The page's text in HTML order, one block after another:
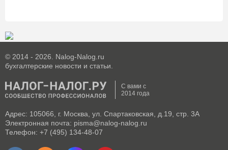
© 2014 - 2026. Nalog-Nalog.ru
бухгалтерские новости и статьи.
С вами с
2014 года
Адрес: 105066, г. Москва, ул. Спартаковская, д.19, стр. 3А
Электронная почта: pisma@nalog-nalog.ru
Телефон: +7 (495) 134-48-07